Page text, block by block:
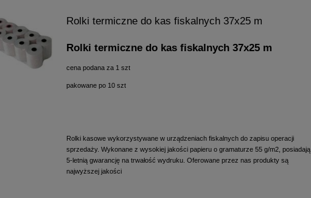
Rolki termiczne do kas fiskalnych 37x25 m
Rolki termiczne do kas fiskalnych 37x25 m
cena podana za 1 szt
pakowane po 10 szt
Rolki kasowe wykorzystywane w urządzeniach fiskalnych do zapisu operacji
sprzedaży. Wykonane z wysokiej jakości papieru o gramaturze 55 g/m2, posiadają
5-letnią gwarancję na trwałość wydruku. Oferowane przez nas produkty są
najwyższej jakości